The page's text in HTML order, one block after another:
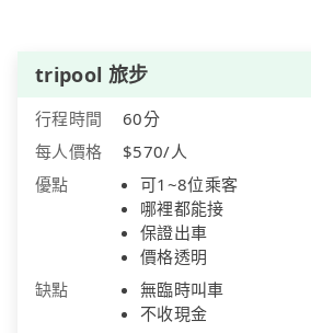
tripool 旅步
行程時間
60分
每人價格
$570/人
優點
可1~8位乘客
哪裡都能接
保證出車
價格透明
缺點
無臨時叫車
不收現金